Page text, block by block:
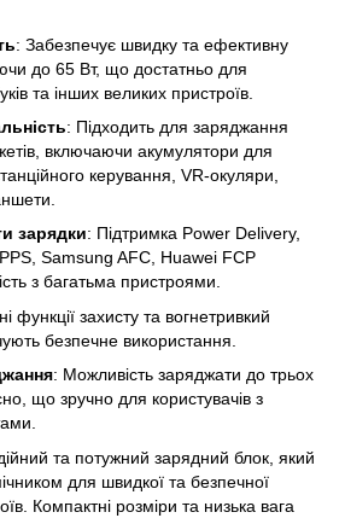
: Забезпечує швидку та ефективну
до 65 Вт, що достатньо для
та інших великих пристроїв.
: Підходить для заряджання
включаючи акумулятори для
керування, VR-окуляри,
зарядки: Підтримка Power Delivery,
Samsung AFC, Huawei FCP
з багатьма пристроями.
функції захисту та вогнетривкий
безпечне використання.
: Можливість заряджати до трьох
що зручно для користувачів з
та потужний зарядний блок, який
для швидкої та безпечної
Компактні розміри та низька вага